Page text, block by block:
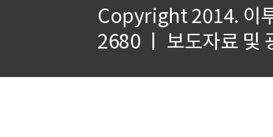
Copyright 2014. 이
2680 ㅣ 보도자료